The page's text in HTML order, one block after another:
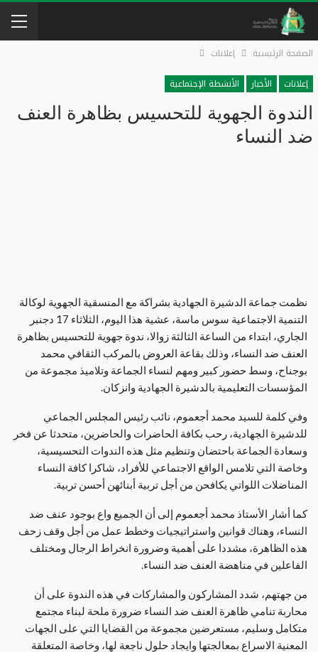
الصفحة الرئيسية
إعلانات
إعلانات
الأخبار الأنشطة الإجتماعية
الندوة الجهوية للتحسيس بظاهرة العنف
ضد النساء
نظمت جماعة الدشيرة الجهادية بشراكة مع المنسقية الجهوية لوكالة
التنمية الاجتماعية سوس ماسة، عشية هذا اليوم، الثلاثاء 17 دجنبر
الجاري، ابتداء من الساعة الثالثة زوالا، ندوة جهوية للتحسيس بظاهرة
العنف ضد النساء، وذلك بقاعة العروض بالمركب الثقافي محمد
بوجناح، وسط حضور كبير ومهم لنساء الجماعة وتلاميذ مجموعة من
المؤسسات التعليمية بالدشيرة الجهادية وانزكان.
وفي كلمة للسيد محمد أجعموم، نائب رئيس المجلس الجماعي
للدشيرة الجهادية، رحب بكافة الحاضرات والحاضرين، متحدثا عن فخر
وسعادة الجماعة باحتضان وتنظيم مثل هذه الندوات التحسيسية،
وخاصة التي تلامس الواقع الاجتماعي للأفراد، شاكرا كافة النساء
المناضلات اللواتي يكافحن من أجل تربية أبنائهن أحسن تربية.
كما أشار الأستاذ محمد أجعموم إلى أن الجميع واع بوجود عنف ضد
النساء، وهناك قوانين واستراتيجيات وخطط عمل من أجل وقف زحف
هذه الظاهرة، مشددا على أهمية وضرورة انخراط الرجال ومختلف
الفاعلين في مناهضة العنف ضد النساء.
من جهتهم، شدد المشاركون والمشاركات في هذه الندوة على أن
محاربة تنامي ظاهرة العنف ضد النساء ضرورة ملحة لبناء مجتمع
متكامل وسليم، مستعرضين مجموعة من القضايا التي على الجهات
المعنية الاسراع بمعالجتها وايجاد حلول ناجعة لها، وخاصة المتعلقة